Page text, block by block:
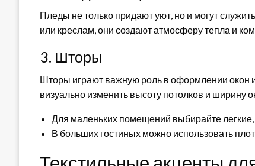
Пледы не только придают уют, но и могут
или креслам, они создают атмосферу тепла и
3. Шторы
Шторы играют важную роль в оформлении окон
визуально изменить высоту потолков и ширину
Для маленьких помещений выбирайте легкие,
В больших гостиных можно использовать